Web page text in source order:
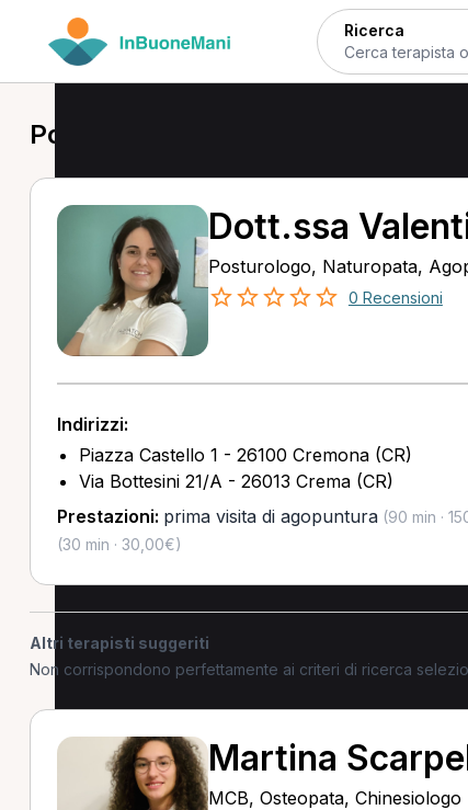
Ricerca
Posturologo a Cremona
Dott.ssa
Posturologo, Naturopata,
0 Recensioni
Indirizzi:
Piazza Castello 1 - 26100 Cremona (CR)
Via Bottesini 21/A - 26013 Crema (CR)
Prestazioni: prima visita di agopuntura(90 min ·
(30 min · 30,00€)
Altri terapisti suggeriti
Non corrispondono perfettamente ai criteri di ricerca
Martina
MCB, Osteopata, Chinesiologo